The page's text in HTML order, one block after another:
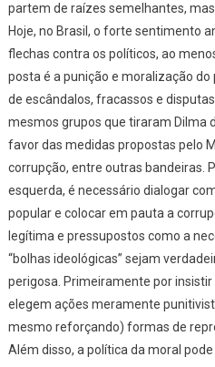
partem de raízes semelhantes,
Hoje, no Brasil, o forte sentimento
flechas contra os políticos, ao
posta é a punição e moralização do
de escândalos, fracassos e
mesmos grupos que tiraram Dilma
favor das medidas propostas pelo
corrupção, entre outras bandeiras.
esquerda, é necessário dialogar
popular e colocar em pauta a
legítima e pressupostos como a
“bolhas ideológicas” sejam
perigosa. Primeiramente por insistir
elegem ações meramente
mesmo reforçando) formas de
Além disso, a política da moral